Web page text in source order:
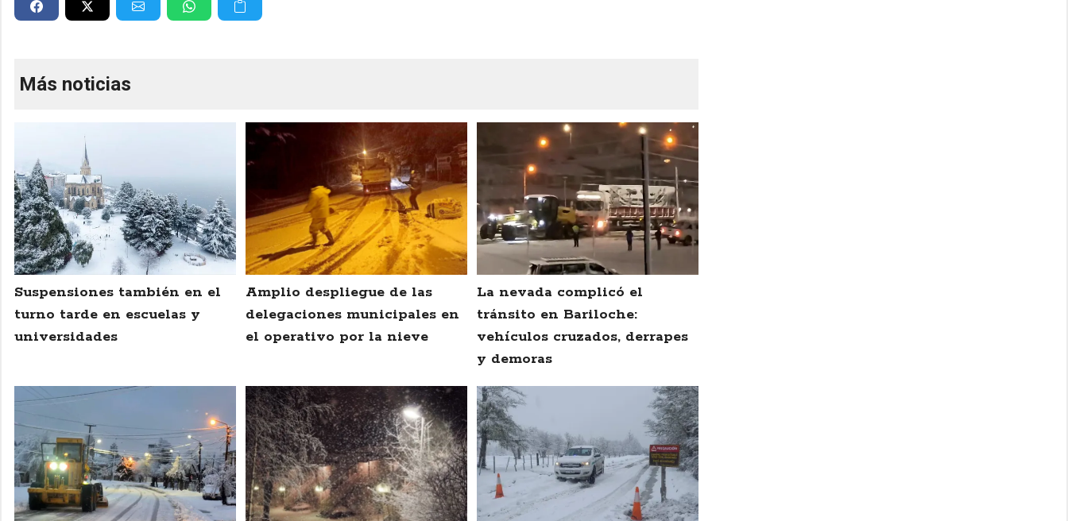
Más noticias
Suspensiones también en el
turno tarde en escuelas y
universidades
Amplio despliegue de las
delegaciones municipales en
el operativo por la nieve
La nevada complicó el
tránsito en Bariloche:
vehículos cruzados, derrapes
y demoras